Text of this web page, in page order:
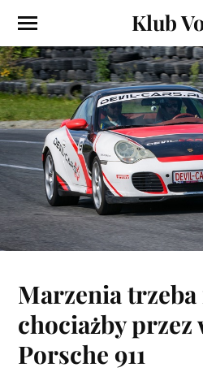
Klub
Marzenia
chociażby przez
Porsche 911